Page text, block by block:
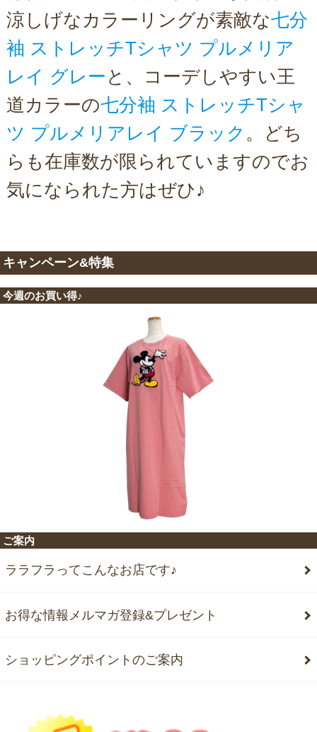
涼しげなカラーリングが素敵な七分
袖 ストレッチTシャツ プルメリア
レイ グレー と、コーデしやすい王
道カラーの七分袖 ストレッチTシャ
ツ プルメリアレイ ブラック 。どち
らも在庫数が限られていますのでお
気になられた方はぜひ♪
キャンペーン&特集
今週のお買い得♪
ご案内
ララフラってこんなお店です♪
お得な情報メルマガ登録&プレゼント
ショッピングポイントのご案内